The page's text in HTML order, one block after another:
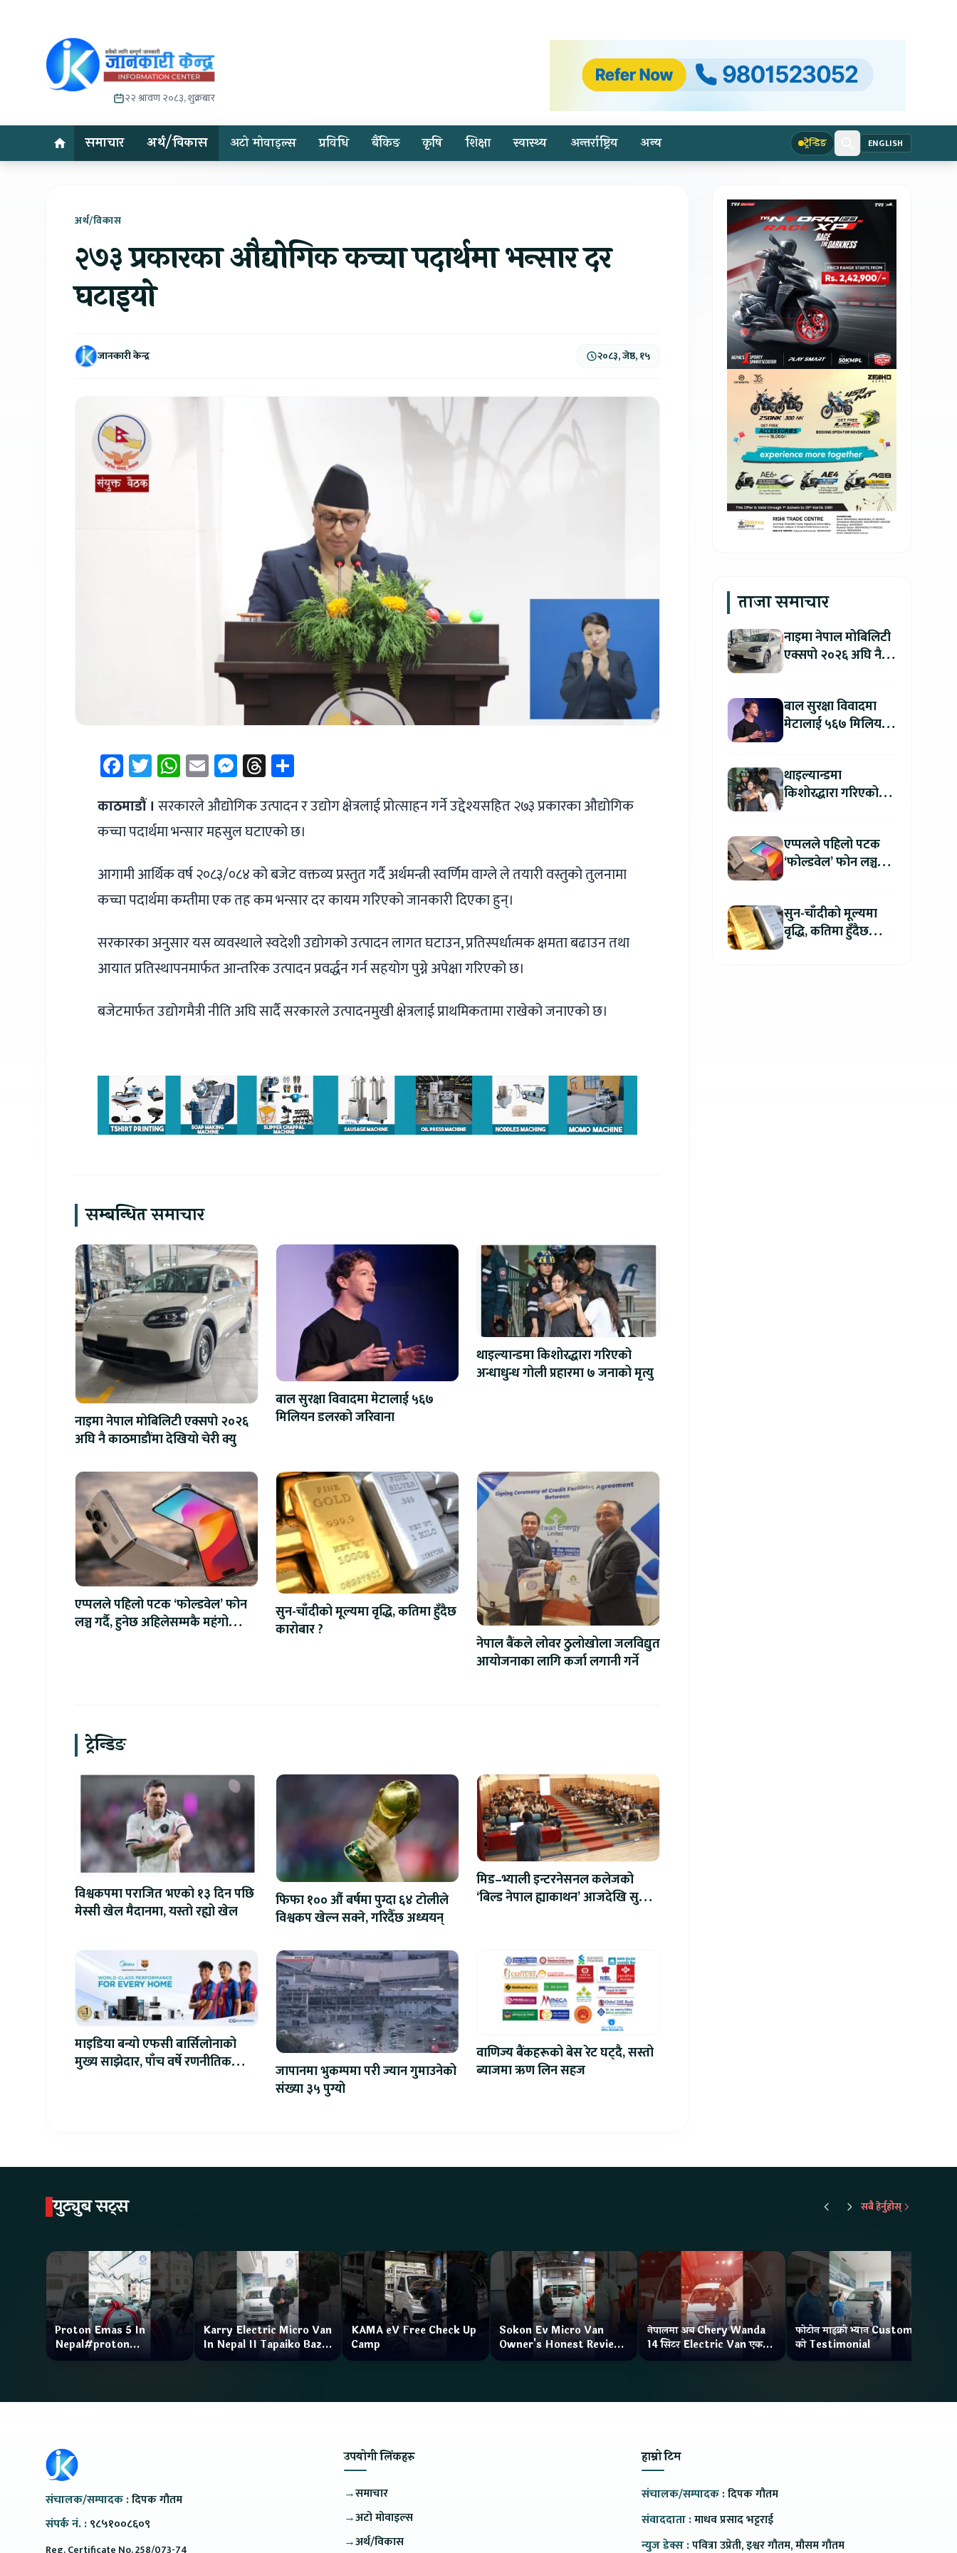
२२ श्रावण २०८३, शुक्रबार
समाचार अर्थ/विकास अटो मोवाइल्स प्रविधि बैंकिङ कृषि शिक्षा स्वास्थ्य अन्तर्राष्ट्रिय अन्य ट्रेन्डिङ ENGLISH
अर्थ/विकास
२७३ प्रकारका औद्योगिक कच्चा पदार्थमा भन्सार दर
घटाइयो
जानकारी केन्द्र २०८३, जेष्ठ, १५
Facebook
Twitter
WhatsApp
EmailMessenger
Threads
काठमाडौं । सरकारले औद्योगिक उत्पादन र उद्योग क्षेत्रलाई प्रोत्साहन गर्ने उद्देश्यसहित २७३ प्रकारका औद्योगिक
कच्चा पदार्थमा भन्सार महसुल घटाएको छ।
आगामी आर्थिक वर्ष २०८३/०८४ को बजेट वक्तव्य प्रस्तुत गर्दै अर्थमन्त्री स्वर्णिम वाग्ले ले तयारी वस्तुको तुलनामा
कच्चा पदार्थमा कम्तीमा एक तह कम भन्सार दर कायम गरिएको जानकारी दिएका हुन्।
सरकारका अनुसार यस व्यवस्थाले स्वदेशी उद्योगको उत्पादन लागत घटाउन, प्रतिस्पर्धात्मक क्षमता बढाउन तथा
आयात प्रतिस्थापनमार्फत आन्तरिक उत्पादन प्रवर्द्धन गर्न सहयोग पुग्ने अपेक्षा गरिएको छ।
बजेटमार्फत उद्योगमैत्री नीति अघि सार्दै सरकारले उत्पादनमुखी क्षेत्रलाई प्राथमिकतामा राखेको जनाएको छ।
सम्बन्धित समाचार
नाइमा नेपाल मोबिलिटी एक्सपो २०२६
अघि नै काठमाडौंमा देखियो चेरी क्यु
बाल सुरक्षा विवादमा मेटालाई ५६७
मिलियन डलरको जरिवाना
थाइल्यान्डमा किशोरद्धारा गरिएको
अन्धाधुन्ध गोली प्रहारमा ७ जनाको मृत्यु
एप्पलले पहिलो पटक ‘फोल्डवेल’ फोन
लञ्च गर्दै, हुनेछ अहिलेसम्मकै महंगो
सुन-चाँदीको मूल्यमा वृद्धि, कतिमा हुँदैछ
कारोबार ?
नेपाल बैंकले लोवर ठुलोखोला जलविद्युत
आयोजनाका लागि कर्जा लगानी गर्ने
ट्रेन्डिङ
विश्वकपमा पराजित भएको १३ दिन पछि
मेस्सी खेल मैदानमा, यस्तो रह्यो खेल
फिफा १०० औं बर्षमा पुग्दा ६४ टोलीले
विश्वकप खेल्न सक्ने, गरिदैँछ अध्ययन्
मिड–भ्याली इन्टरनेसनल कलेजको
‘बिल्ड नेपाल ह्याकाथन’ आजदेखि सुरु,
माइडिया बन्यो एफसी बार्सिलोनाको
मुख्य साझेदार, पाँच वर्षे रणनीतिक
जापानमा भुकम्पमा परी ज्यान गुमाउनेको
संख्या ३५ पुग्यो
वाणिज्य बैंकहरूको बेस रेट घट्दै, सस्तो
ब्याजमा ऋण लिन सहज
ताजा समाचार
नाइमा नेपाल मोबिलिटी
एक्सपो २०२६ अघि नै
बाल सुरक्षा विवादमा
मेटालाई ५६७ मिलियन
थाइल्यान्डमा
किशोरद्धारा गरिएको
एप्पलले पहिलो पटक
‘फोल्डवेल’ फोन लञ्च
सुन-चाँदीको मूल्यमा
वृद्धि, कतिमा हुँदैछ
युट्युब सट्स सबै हेर्नुहोस्
Proton Emas 5 In
Nepal#proton
#protonemas5#protonnepal#evcarnepal
Karry Electric Micro Van
In Nepal II Tapaiko Bazar
II Jankari Kendra
KAMA eV Free Check Up
Camp
Sokon Ev Micro Van
Owner's Honest Review
How is the service?
नेपालमा अब Chery Wanda
14 सिटर Electric Van एक
Charge मा दिन्छ 300KM
फोटोन माइक्रो भ्यान Customer
को Testimonial
संचालक/सम्पादक :दिपक गौतम
संपर्क नं. :९८५१००८६०९
उपयोगी लिंकहरु
→समाचार
→अटो मोवाइल्स
→अर्थ/विकास
हाम्रो टिम
संचालक/सम्पादक :दिपक गौतम
संवाददाता :माधव प्रसाद भट्टराई
न्युज डेक्स :पवित्रा उप्रेती, इश्वर गौतम, मौसम गौतम